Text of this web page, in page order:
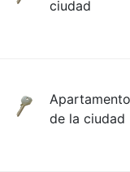
ciudad
de la ciudad